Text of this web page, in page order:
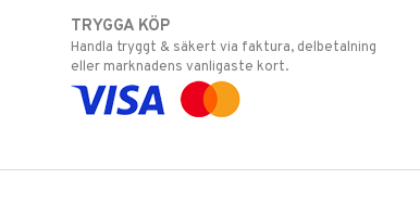
TRYGGA KÖP
Handla tryggt & säkert via faktura, delbetalning
eller marknadens vanligaste kort.